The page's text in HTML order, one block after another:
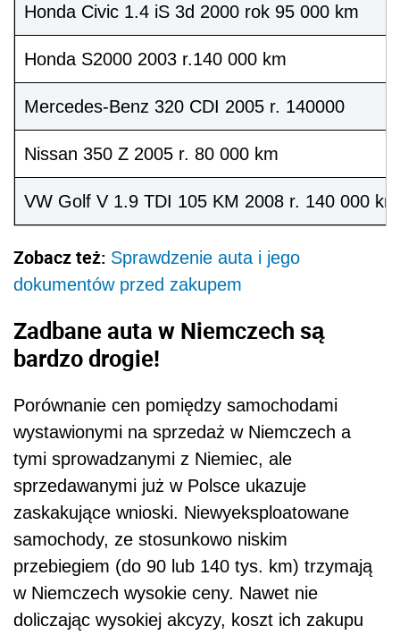
Honda Civic 1.4 iS 3d 2000 rok 95 000 km
Honda S2000 2003 r.140 000 km
Mercedes-Benz 320 CDI 2005 r. 140000
Nissan 350 Z 2005 r. 80 000 km
VW Golf V 1.9 TDI 105 KM 2008 r. 140 000 km
Zobacz też: Sprawdzenie auta i jego
dokumentów przed zakupem
Zadbane auta w Niemczech są
bardzo drogie!
Porównanie cen pomiędzy samochodami
wystawionymi na sprzedaż w Niemczech a
tymi sprowadzanymi z Niemiec, ale
sprzedawanymi już w Polsce ukazuje
zaskakujące wnioski. Niewyeksploatowane
samochody, ze stosunkowo niskim
przebiegiem (do 90 lub 140 tys. km) trzymają
w Niemczech wysokie ceny. Nawet nie
doliczając wysokiej akcyzy, koszt ich zakupu